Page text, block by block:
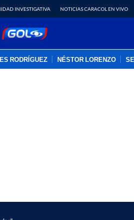
INVESTIGATIVA NOTICIAS CARACOL EN VIVO
RODRÍGUEZ NÉSTOR LORENZO